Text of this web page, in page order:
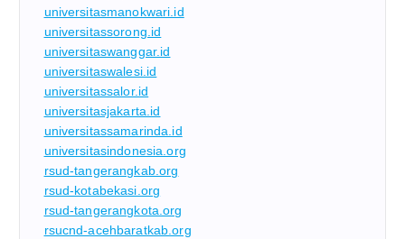
universitasmanokwari.id
universitassorong.id
universitaswanggar.id
universitaswalesi.id
universitassalor.id
universitasjakarta.id
universitassamarinda.id
universitasindonesia.org
rsud-tangerangkab.org
rsud-kotabekasi.org
rsud-tangerangkota.org
rsucnd-acehbaratkab.org